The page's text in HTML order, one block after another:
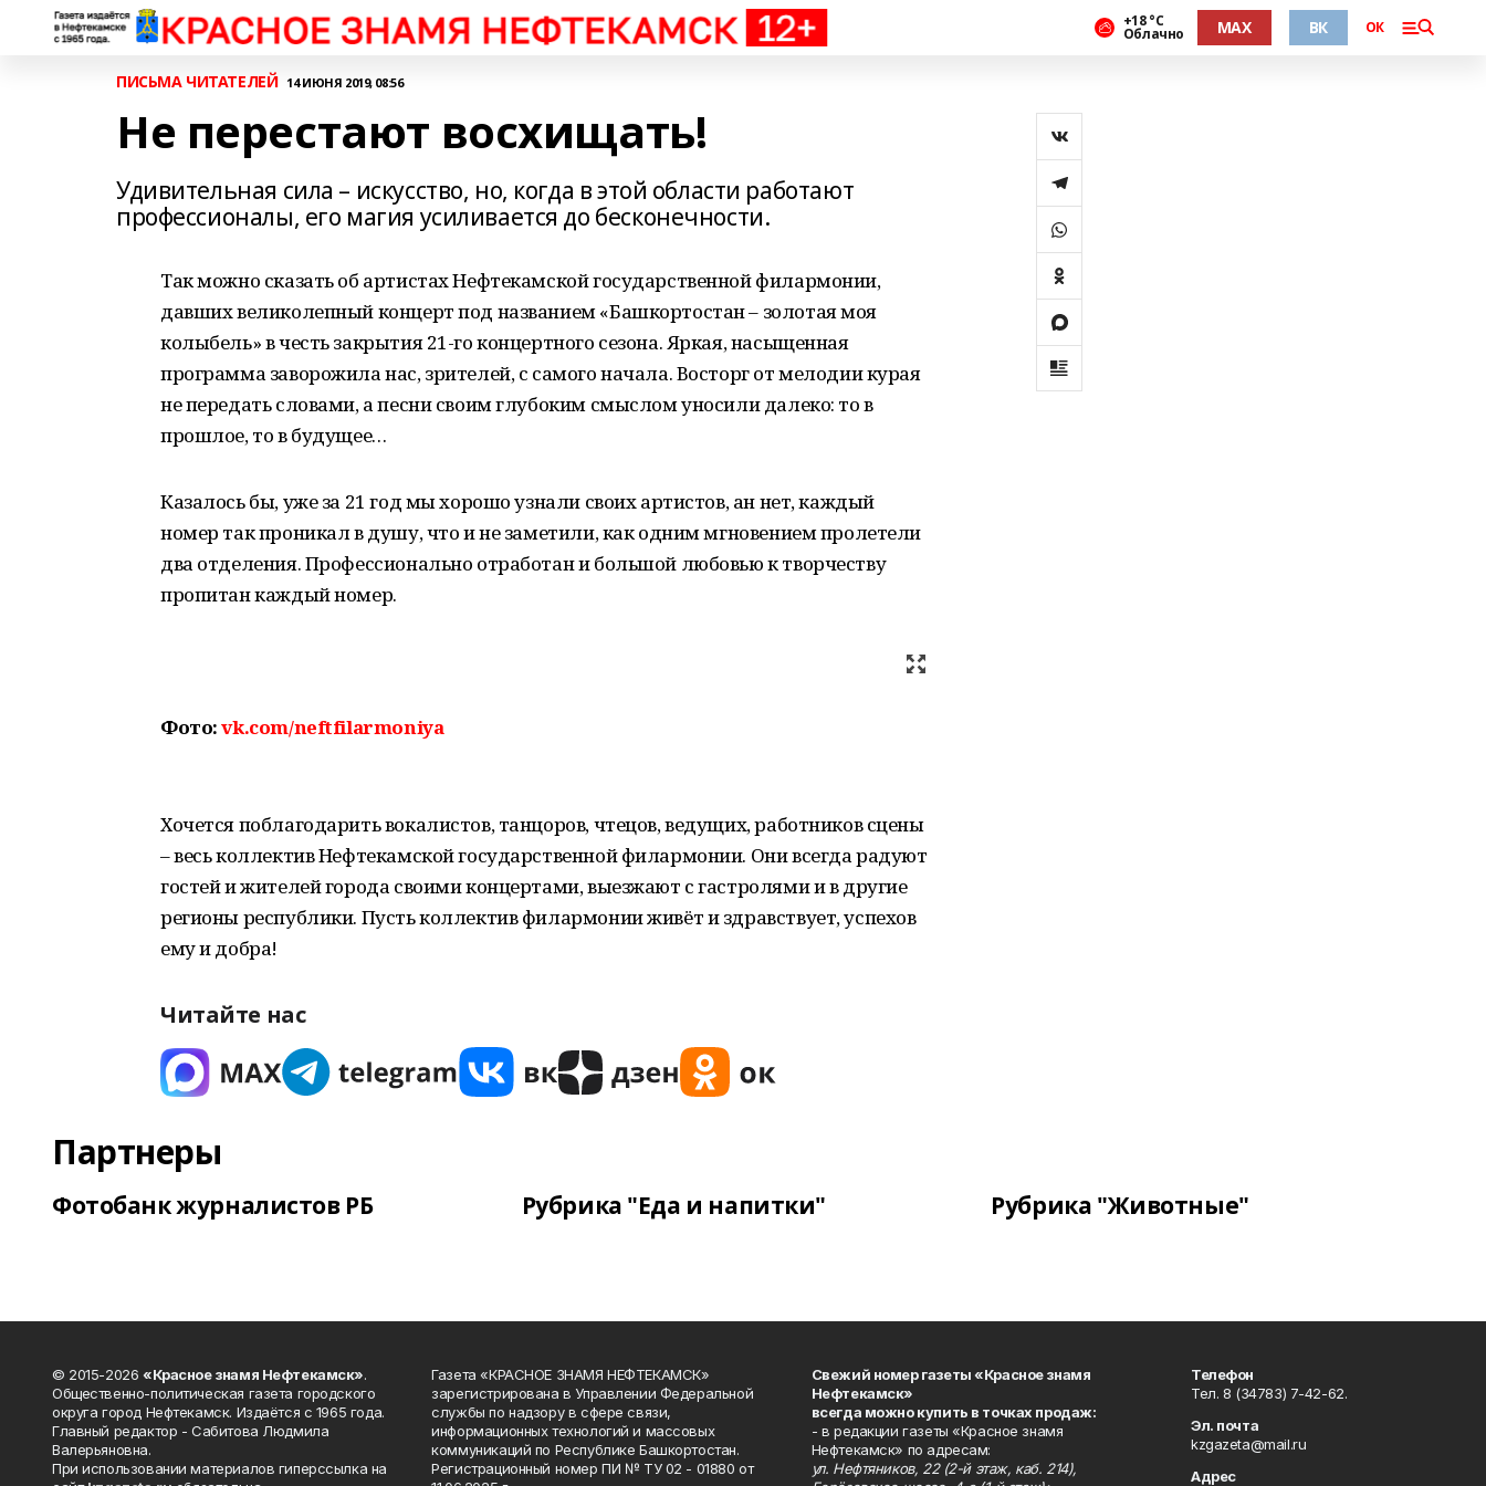
+18 °С
Облачно MAX ВК ОК
ПИСЬМА ЧИТАТЕЛЕЙ 14 ИЮНЯ 2019, 08:56
Не перестают восхищать!
Удивительная сила – искусство, но, когда в этой области работают
профессионалы, его магия усиливается до бесконечности.
Так можно сказать об артистах Нефтекамской государственной филармонии,
давших великолепный концерт под названием «Башкортостан – золотая моя
колыбель» в честь закрытия 21-го концертного сезона. Яркая, насыщенная
программа заворожила нас, зрителей, с самого начала. Восторг от мелодии курая
не передать словами, а песни своим глубоким смыслом уносили далеко: то в
прошлое, то в будущее…
Казалось бы, уже за 21 год мы хорошо узнали своих артистов, ан нет, каждый
номер так проникал в душу, что и не заметили, как одним мгновением пролетели
два отделения. Профессионально отработан и большой любовью к творчеству
пропитан каждый номер.
Фото:vk.com/neftfilarmoniya
Хочется поблагодарить вокалистов, танцоров, чтецов, ведущих, работников сцены
– весь коллектив Нефтекамской государственной филармонии. Они всегда радуют
гостей и жителей города своими концертами, выезжают с гастролями и в другие
регионы республики. Пусть коллектив филармонии живёт и здравствует, успехов
ему и добра!
Читайте нас
Партнеры
Фотобанк журналистов РБ Рубрика "Еда и напитки" Рубрика "Животные"
© 2015-2026 «Красное знамя Нефтекамск».
Общественно-политическая газета городского
округа город Нефтекамск. Издаётся с 1965 года.
Главный редактор - Сабитова Людмила
Валерьяновна.
При использовании материалов гиперссылка на
Газета «КРАСНОЕ ЗНАМЯ НЕФТЕКАМСК»
зарегистрирована в Управлении Федеральной
службы по надзору в сфере связи,
информационных технологий и массовых
коммуникаций по Республике Башкортостан.
Регистрационный номер ПИ № ТУ 02 - 01880 от
Свежий номер газеты «Красное знамя
Нефтекамск»
всегда можно купить в точках продаж:
- в редакции газеты «Красное знамя
Нефтекамск» по адресам:
ул. Нефтяников, 22 (2-й этаж, каб. 214),
Телефон
Тел. 8 (34783) 7-42-62.
Эл. почта
kzgazeta@mail.ru
Адрес